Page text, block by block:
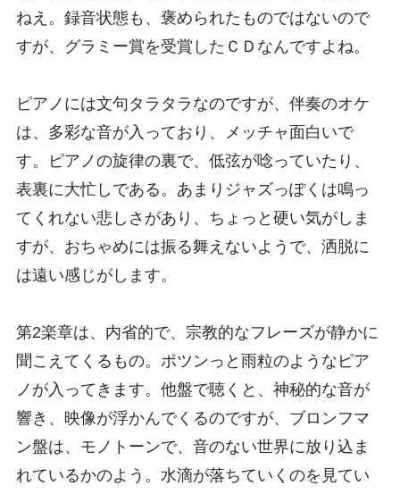
ねえ。録音状態も、褒められたものではないので
すが、グラミー賞を受賞したＣＤなんですよね。
ピアノには文句タラタラなのですが、伴奏のオケ
は、多彩な音が入っており、メッチャ面白いで
す。ピアノの旋律の裏で、低弦が唸っていたり、
表裏に大忙しである。あまりジャズっぽくは鳴っ
てくれない悲しさがあり、ちょっと硬い気がしま
すが、おちゃめには振る舞えないようで、洒脱に
は遠い感じがします。
第2楽章は、内省的で、宗教的なフレーズが静かに
聞こえてくるもの。ポツンっと雨粒のようなピア
ノが入ってきます。他盤で聴くと、神秘的な音が
響き、映像が浮かんでくるのですが、ブロンフマ
ン盤は、モノトーンで、音のない世界に放り込ま
れているかのよう。水滴が落ちていくのを見てい